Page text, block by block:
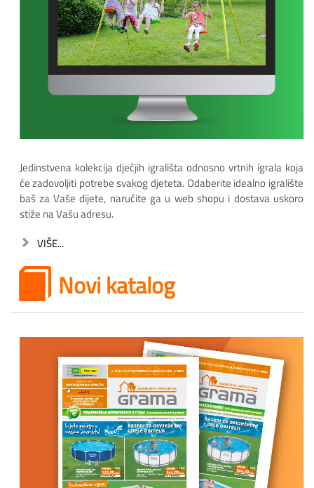
Jedinstvena kolekcija dječjih igrališta odnosno vrtnih igrala koja
će zadovoljiti potrebe svakog djeteta. Odaberite idealno igralište
baš za Vaše dijete, naručite ga u web shopu i dostava uskoro
stiže na Vašu adresu.
VIŠE...
Novi katalog